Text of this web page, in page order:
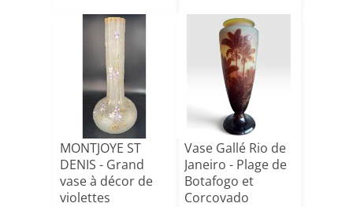
MONTJOYE ST
DENIS - Grand
vase à décor de
violettes
Vase Gallé Rio de
Janeiro - Plage de
Botafogo et
Corcovado